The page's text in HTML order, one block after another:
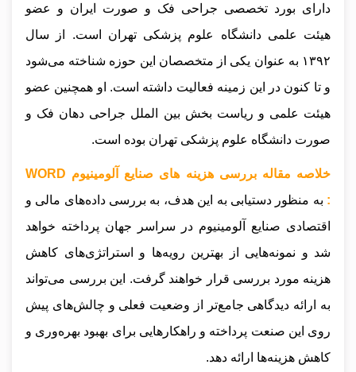
دارای بورد تخصصی جراحی فک و صورت ایران و عضو
هیئت علمی دانشگاه علوم پزشکی تهران است. از سال
۱۳۹۲ به عنوان یکی از متخصصان این حوزه شناخته می‌شود
و تا کنون در این زمینه فعالیت داشته است. او همچنین عضو
هیئت علمی و ریاست بخش بین الملل جراحی دهان فک و
صورت دانشگاه علوم پزشکی تهران بوده است.
خلاصه مقاله بررسی هزینه های صنایع آلومینیوم WORD
: به منظور دستیابی به این هدف، به بررسی داده‌های مالی و
اقتصادی صنایع آلومینیوم در سراسر جهان پرداخته خواهد
شد و نمونه‌هایی از بهترین رویه‌ها و استراتژی‌های کاهش
هزینه مورد بررسی قرار خواهند گرفت. این بررسی می‌تواند
به ارائه دیدگاهی جامع‌تر از وضعیت فعلی و چالش‌های پیش
روی این صنعت پرداخته و راهکارهایی برای بهبود بهره‌وری و
کاهش هزینه‌ها ارائه دهد.